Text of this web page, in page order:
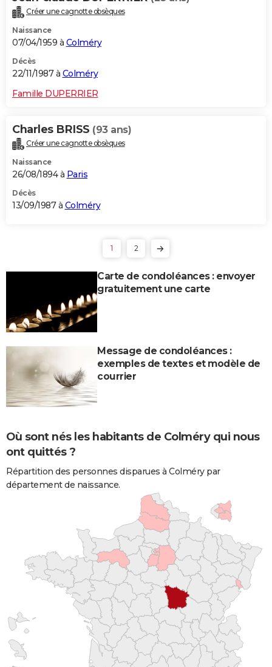
Créer une cagnotte obsèques
Naissance
07/04/1959 à Colméry
Décès
22/11/1987 à Colméry
Famille DUPERRIER
Charles BRISS (93 ans)
Créer une cagnotte obsèques
Naissance
26/08/1894 à Paris
Décès
13/09/1987 à Colméry
1 2
Carte de condoléances : envoyer
gratuitement une carte
Message de condoléances :
exemples de textes et modèle de
courrier
Où sont nés les habitants de Colméry qui nous
ont quittés ?
Répartition des personnes disparues à Colméry par
département de naissance.